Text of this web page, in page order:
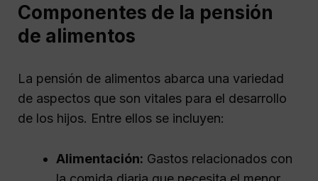
Componentes de la pensión
de alimentos
La pensión de alimentos abarca una variedad
de aspectos que son vitales para el desarrollo
de los hijos. Entre ellos se incluyen:
Alimentación: Gastos relacionados con